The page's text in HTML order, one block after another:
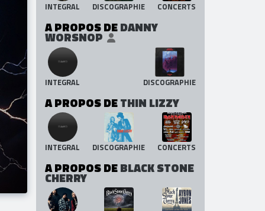
INTEGRAL DISCOGRAPHIE CONCERTS
A PROPOS DEDANNY
WORSNOP
INTEGRAL DISCOGRAPHIE
A PROPOS DETHIN LIZZY
INTEGRAL DISCOGRAPHIE CONCERTS
A PROPOS DEBLACK STONE
CHERRY